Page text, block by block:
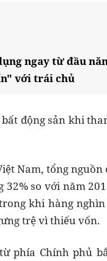
ngay từ đầu
với trái chủ
động sản khi
Nam, tổng
so với năm
khi hàng
trệ vì thiếu vốn.
phía Chính phủ